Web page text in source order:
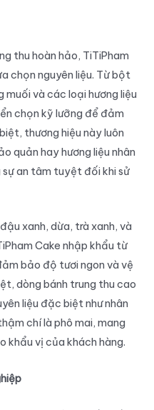
thu hoàn hảo, TiTiPham
chọn nguyên liệu. Từ bột
và các loại hương liệu
chọn kỹ lưỡng để đảm
thương hiệu này luôn
quản hay hương liệu nhân
an tâm tuyệt đối khi sử
xanh, dừa, trà xanh, và
Cake nhập khẩu từ
bảo độ tươi ngon và vệ
dòng bánh trung thu cao
liệu đặc biệt như nhân
chí là phô mai, mang
khẩu vị của khách hàng.